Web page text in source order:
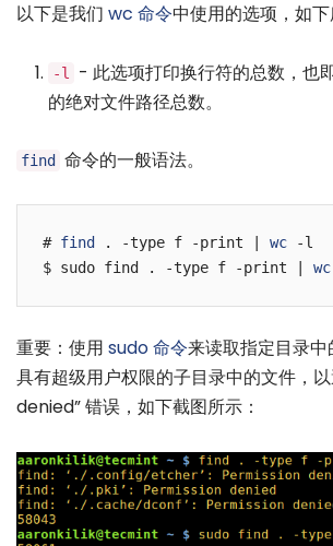
以下是我们 wc 命令中使用的选项，如下
-l - 此选项打印换行符的总数，也
的绝对文件路径总数。
find 命令的一般语法。
# find . -type f -print | wc -l
$ sudo find . -type f -print | wc
重要：使用 sudo 命令来读取指定目录
具有超级用户权限的子目录中的文件，
denied” 错误，如下截图所示：